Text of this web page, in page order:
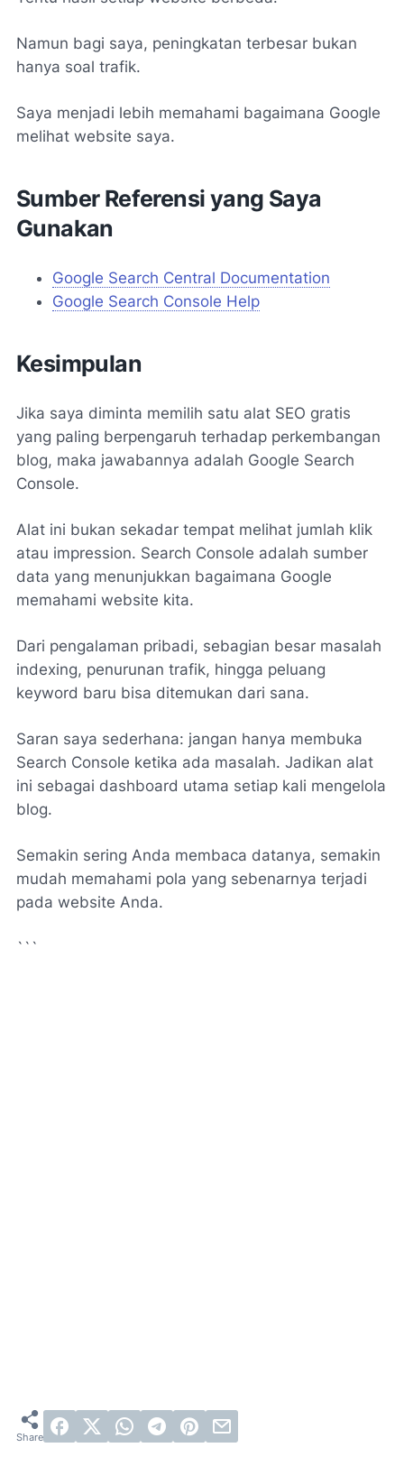
Namun bagi saya, peningkatan terbesar bukan
hanya soal trafik.
Saya menjadi lebih memahami bagaimana Google
melihat website saya.
Sumber Referensi yang Saya
Gunakan
Google Search Central Documentation
Google Search Console Help
Kesimpulan
Jika saya diminta memilih satu alat SEO gratis
yang paling berpengaruh terhadap perkembangan
blog, maka jawabannya adalah Google Search
Console.
Alat ini bukan sekadar tempat melihat jumlah klik
atau impression. Search Console adalah sumber
data yang menunjukkan bagaimana Google
memahami website kita.
Dari pengalaman pribadi, sebagian besar masalah
indexing, penurunan trafik, hingga peluang
keyword baru bisa ditemukan dari sana.
Saran saya sederhana: jangan hanya membuka
Search Console ketika ada masalah. Jadikan alat
ini sebagai dashboard utama setiap kali mengelola
blog.
Semakin sering Anda membaca datanya, semakin
mudah memahami pola yang sebenarnya terjadi
pada website Anda.
```